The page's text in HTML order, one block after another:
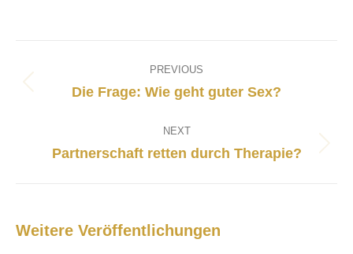
navigation
PREVIOUS
Previous
Die Frage: Wie geht guter Sex?
NEXT
Next
Partnerschaft retten durch Therapie?
Weitere Veröffentlichungen